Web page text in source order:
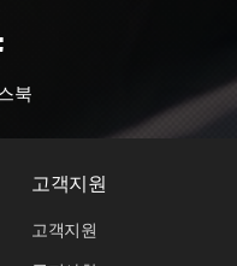
북
고객지원
고객지원